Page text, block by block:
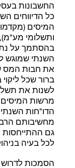
החשבונות
כל הדיווחים
המיסים
ותשלומי מע"מ),
בהסתמך על
השנתי שמוגש
את חבות המס
ברור שכל
לשנות את
מרשות המיסים
הדו"חות
מחשיבותם
גם
לכל בעיה
הסמכות לדרוש